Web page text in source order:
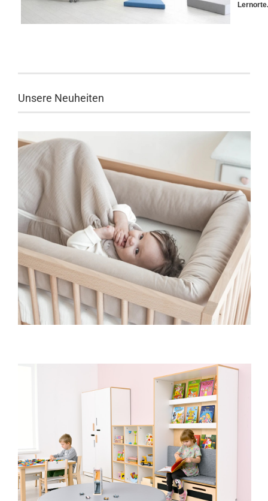
Lernorte.
Unsere Neuheiten